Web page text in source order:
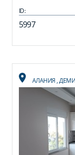
ID:
5997
АЛАНИЯ,